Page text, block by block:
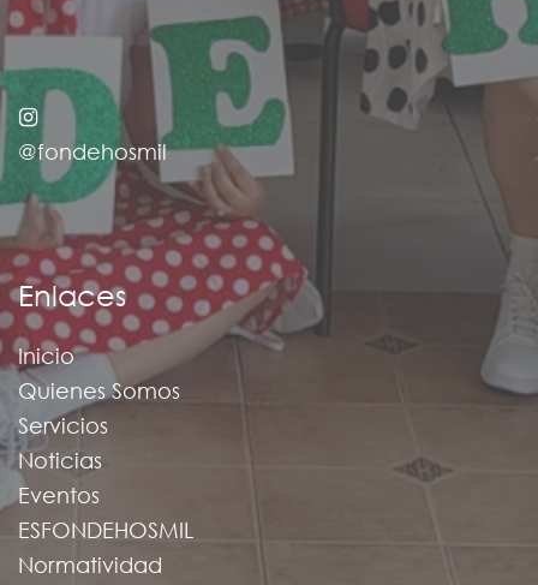
@fondehosmil
Enlaces
Inicio
Quienes Somos
Servicios
Noticias
Eventos
ESFONDEHOSMIL
Normatividad